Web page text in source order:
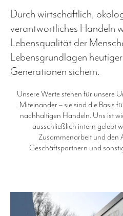
Durch wirtschaftlich,
verantwortliches Handeln
Lebensqualität der
Lebensgrundlagen
Generationen sichern.
Unsere Werte stehen für unsere
Miteinander – sie sind die Basis
nachhaltigen Handeln. Uns ist
ausschließlich intern gelebt
Zusammenarbeit und den
Geschäftspartnern und